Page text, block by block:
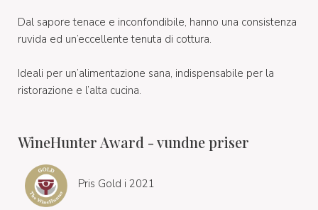
Dal sapore tenace e inconfondibile, hanno una consistenza
ruvida ed un’eccellente tenuta di cottura.
Ideali per un’alimentazione sana, indispensabile per la
ristorazione e l’alta cucina.
WineHunter Award - vundne priser
Pris Gold i 2021